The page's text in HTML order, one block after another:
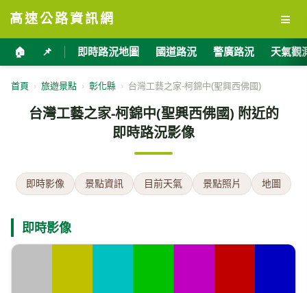
高速公路資訊網 ≡
🏠 📌 即時路況地圖 國道路況 警廣路況 天氣觀
首頁 › 旅遊景點 › 彰化縣 › 台灣工藝之家-柯錦中(聖興西佛國)
台灣工藝之家-柯錦中(聖興西佛國) 附近的
即時路況影像
即時影像 景點資訊 目前天氣 景點照片 地圖
即時影像